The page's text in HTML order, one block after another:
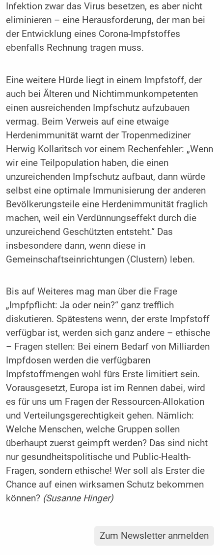
Infektion zwar das Virus besetzen, es aber nicht
eliminieren – eine Herausforderung, der man bei
der Entwicklung eines Corona-Impfstoffes
ebenfalls Rechnung tragen muss.
Eine weitere Hürde liegt in einem Impfstoff, der
auch bei Älteren und Nichtimmunkompetenten
einen ausreichenden Impfschutz aufzubauen
vermag. Beim Verweis auf eine etwaige
Herdenimmunität warnt der Tropenmediziner
Herwig Kollaritsch vor einem Rechenfehler: „Wenn
wir eine Teilpopulation haben, die einen
unzureichenden Impfschutz aufbaut, dann würde
selbst eine optimale Immunisierung der anderen
Bevölkerungsteile eine Herdenimmunität fraglich
machen, weil ein Verdünnungseffekt durch die
unzureichend Geschützten entsteht.“ Das
insbesondere dann, wenn diese in
Gemeinschaftseinrichtungen (Clustern) leben.
Bis auf Weiteres mag man über die Frage
„Impfpflicht: Ja oder nein?“ ganz trefflich
diskutieren. Spätestens wenn, der erste Impfstoff
verfügbar ist, werden sich ganz andere – ethische
– Fragen stellen: Bei einem Bedarf von Milliarden
Impfdosen werden die verfügbaren
Impfstoffmengen wohl fürs Erste limitiert sein.
Vorausgesetzt, Europa ist im Rennen dabei, wird
es für uns um Fragen der Ressourcen-Allokation
und Verteilungsgerechtigkeit gehen. Nämlich:
Welche Menschen, welche Gruppen sollen
überhaupt zuerst geimpft werden? Das sind nicht
nur gesundheitspolitische und Public-Health-
Fragen, sondern ethische! Wer soll als Erster die
Chance auf einen wirksamen Schutz bekommen
können? (Susanne Hinger)
Zum Newsletter anmelden